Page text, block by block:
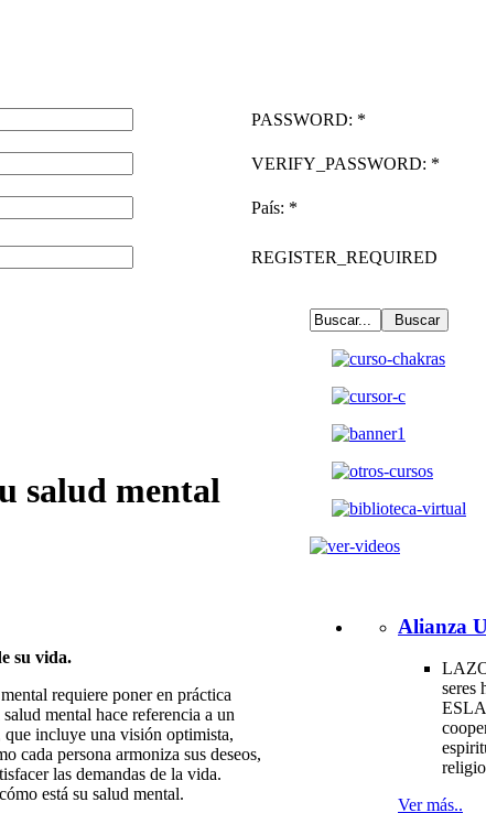
PASSWORD: *
VERIFY_PASSWORD: *
País: *
REGISTER_REQUIRED
salud mental
su vida.
requiere poner en práctica
mental hace referencia a un
que incluye una visión optimista,
cada persona armoniza sus deseos,
las demandas de la vida.
está su salud mental.
Alianza
seres
Ver más..